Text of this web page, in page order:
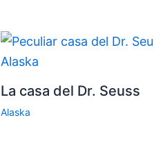
La casa del Dr. Seuss
Alaska